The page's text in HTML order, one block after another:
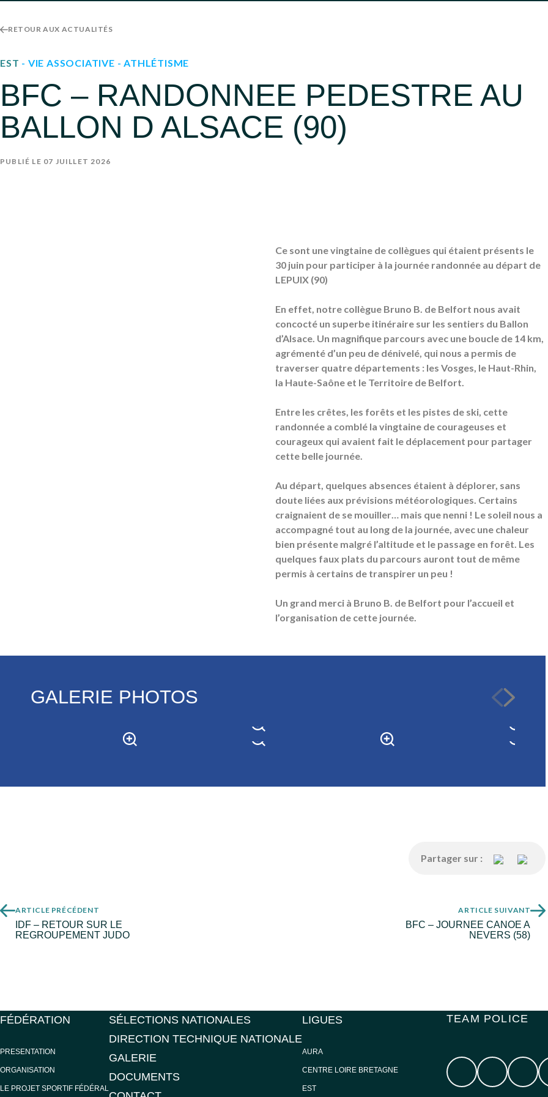
RETOUR AUX ACTUALITÉS
EST - VIE ASSOCIATIVE - ATHLÉTISME
BFC – RANDONNEE PEDESTRE AU
BALLON D ALSACE (90)
PUBLIÉ LE 07 JUILLET 2026
Ce sont une vingtaine de collègues qui étaient présents le
30 juin pour participer à la journée randonnée au départ de
LEPUIX (90)
En effet, notre collègue Bruno B. de Belfort nous avait
concocté un superbe itinéraire sur les sentiers du Ballon
d’Alsace. Un magnifique parcours avec une boucle de 14 km,
agrémenté d’un peu de dénivelé, qui nous a permis de
traverser quatre départements : les Vosges, le Haut-Rhin,
la Haute-Saône et le Territoire de Belfort.
Entre les crêtes, les forêts et les pistes de ski, cette
randonnée a comblé la vingtaine de courageuses et
courageux qui avaient fait le déplacement pour partager
cette belle journée.
Au départ, quelques absences étaient à déplorer, sans
doute liées aux prévisions météorologiques. Certains
craignaient de se mouiller… mais que nenni ! Le soleil nous a
accompagné tout au long de la journée, avec une chaleur
bien présente malgré l’altitude et le passage en forêt. Les
quelques faux plats du parcours auront tout de même
permis à certains de transpirer un peu !
Un grand merci à Bruno B. de Belfort pour l’accueil et
l’organisation de cette journée.
GALERIE PHOTOS
Partager sur :
ARTICLE PRÉCÉDENT
IDF – RETOUR SUR LE
REGROUPEMENT JUDO
ARTICLE SUIVANT
BFC – JOURNEE CANOE A
NEVERS (58)
FÉDÉRATION
PRESENTATION
ORGANISATION
LE PROJET SPORTIF FÉDÉRAL
SÉLECTIONS NATIONALES
DIRECTION TECHNIQUE NATIONALE
GALERIE
DOCUMENTS
LIGUES
AURA
CENTRE LOIRE BRETAGNE
EST
TEAM POLICE